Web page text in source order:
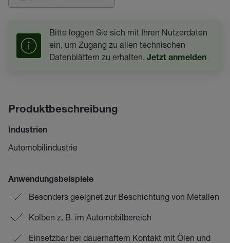
Bitte loggen Sie sich mit Ihren Nutzerdaten
ein, um Zugang zu allen technischen
Datenblättern zu erhalten. Jetzt anmelden
Produktbeschreibung
Industrien
Automobilindustrie
Anwendungsbeispiele
Besonders geeignet zur Beschichtung von Metallen
Kolben z. B. im Automobilbereich
Einsetzbar bei dauerhaftem Kontakt mit Ölen und